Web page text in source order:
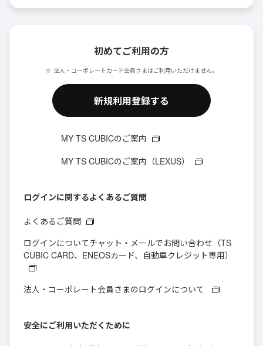
初めてご利用の方
法人・コーポレートカード会員さまはご利用いただけません。
新規利用登録する
MY TS CUBICのご案内
MY TS CUBICのご案内（LEXUS）
ログインに関するよくあるご質問
よくあるご質問
ログインについてチャット・メールでお問い合わせ（TS
CUBIC CARD、ENEOSカード、自動車クレジット専用）
法人・コーポレート会員さまのログインについて
安全にご利用いただくために